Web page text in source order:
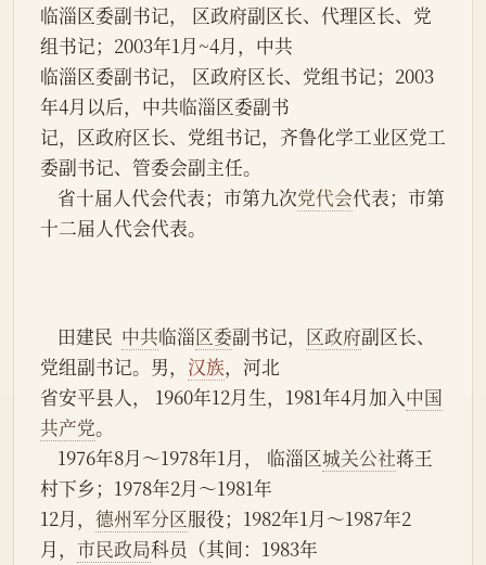
临淄区委副书记， 区政府副区长、代理区长、党
组书记；2003年1月~4月，中共
临淄区委副书记， 区政府区长、党组书记；2003
年4月以后，中共临淄区委副书
记，区政府区长、党组书记，齐鲁化学工业区党工
委副书记、管委会副主任。
    省十届人代会代表；市第九次
党代会代表；市第
十二届人代会代表。
    田建民
中共临淄区委副书记， 区政府副区长、
党组副书记。男， 汉族，河北
省安平县人， 1960年12月生，1981年4月加入中国
共产党。
    1976年8月～1978年1月， 临淄区
城关公社蒋王
村下乡；1978年2月～1981年
12月， 德州军分区服役；1982年1月～1987年2
月， 市民政局科员（其间：1983年